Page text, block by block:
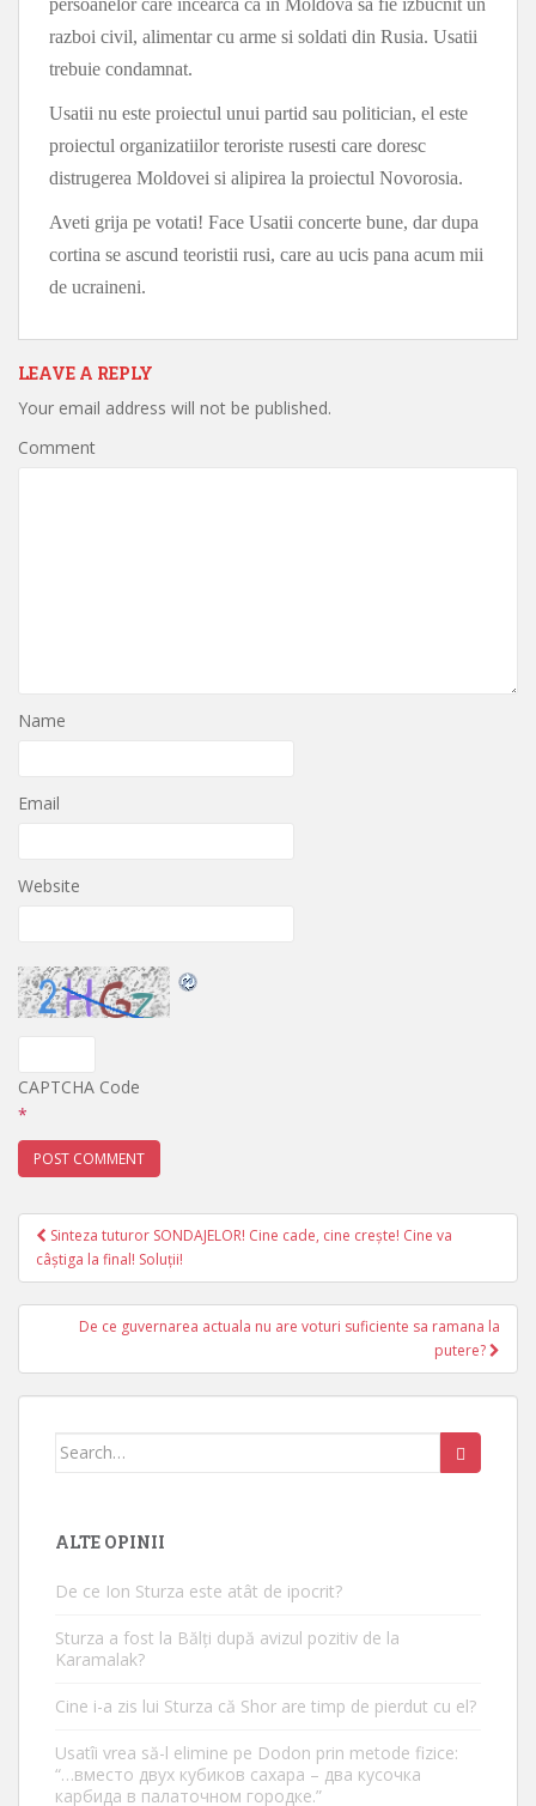
persoanelor care incearca ca in Moldova sa fie izbucnit un
razboi civil, alimentar cu arme si soldati din Rusia. Usatii
trebuie condamnat.
Usatii nu este proiectul unui partid sau politician, el este
proiectul organizatiilor teroriste rusesti care doresc
distrugerea Moldovei si alipirea la proiectul Novorosia.
Aveti grija pe votati! Face Usatii concerte bune, dar dupa
cortina se ascund teoristii rusi, care au ucis pana acum mii
de ucraineni.
LEAVE A REPLY
Your email address will not be published.
Comment
Name
Email
Website
CAPTCHA Code
*
Post navigation
Sinteza tuturor SONDAJELOR! Cine cade, cine crește! Cine va
câștiga la final! Soluții!
De ce guvernarea actuala nu are voturi suficiente sa ramana la
putere?
Search for:
ALTE OPINII
De ce Ion Sturza este atât de ipocrit?
Sturza a fost la Bălți după avizul pozitiv de la
Karamalak?
Cine i-a zis lui Sturza că Shor are timp de pierdut cu el?
Usatîi vrea să-l elimine pe Dodon prin metode fizice:
“…вместо двух кубиков сахара – два кусочка
карбида в палаточном городке.”